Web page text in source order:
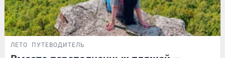
ЛЕТО ПУТЕВОДИТЕЛЬ